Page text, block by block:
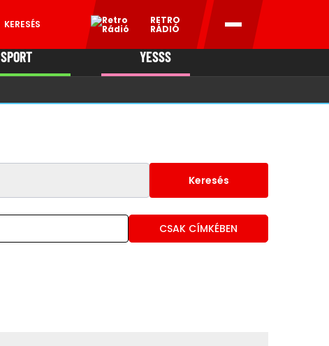
KERESÉS RETRO
RÁDIÓ
SPORT YESSS
Keresés
CSAK CÍMKÉBEN